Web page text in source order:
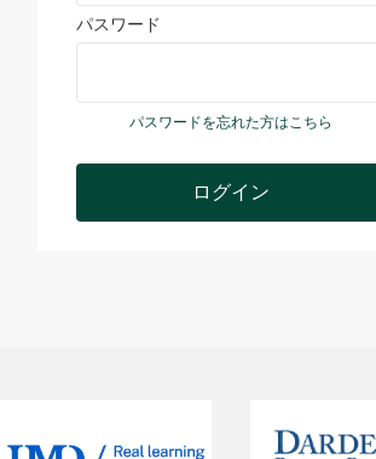
パスワード
パスワードを忘れた方はこちら
ログイン